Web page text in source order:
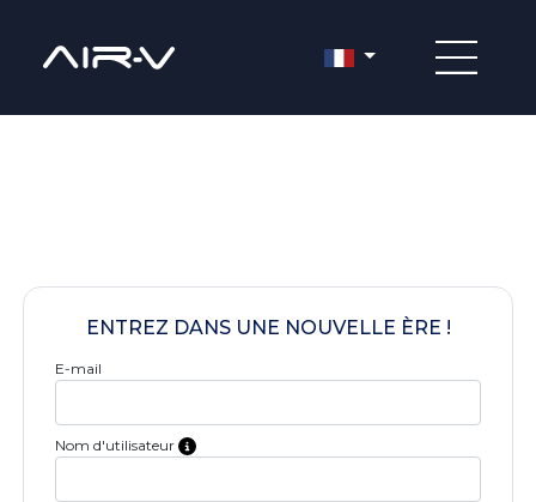
ENTREZ DANS UNE NOUVELLE ÈRE !
E-mail
Nom d'utilisateur